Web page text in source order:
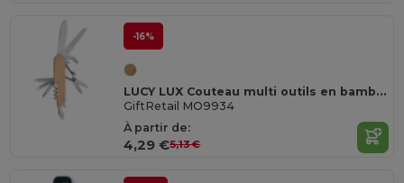
-16%
LUCY LUX Couteau multi outils en bambou
GiftRetail MO9934
À partir de:
4,29 €5,13 €